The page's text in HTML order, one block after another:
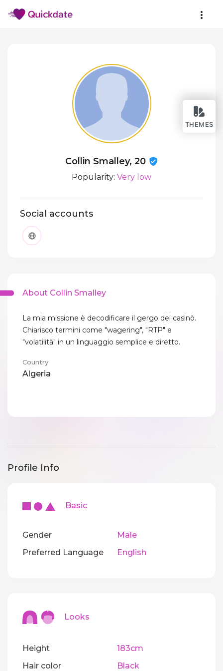
THEMES
Collin Smalley, 20
Popularity: Very low
Social accounts
About Collin Smalley
La mia missione è decodificare il gergo dei casinò.
Chiarisco termini come "wagering", "RTP" e
"volatilità" in un linguaggio semplice e diretto.
Country
Algeria
Profile Info
Basic
Gender
Male
Preferred Language
English
Looks
Height
183cm
Hair color
Black